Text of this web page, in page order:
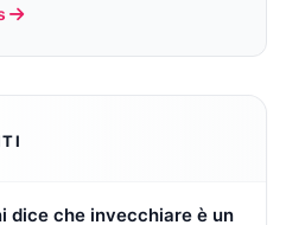
dice che invecchiare è un